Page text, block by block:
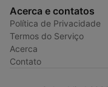
Acerca e contatos
Política de Privacidade
Termos do Serviço
Acerca
Contato